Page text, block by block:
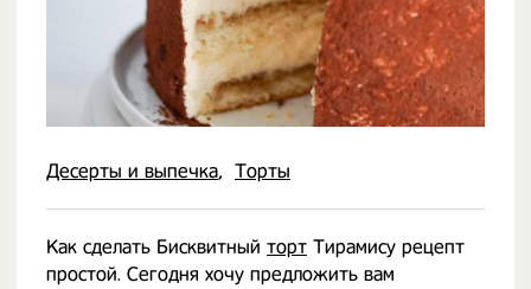
Десерты и выпечка Торты
Как сделать Бисквитный торт Тирамису рецепт
простой. Сегодня хочу предложить вам